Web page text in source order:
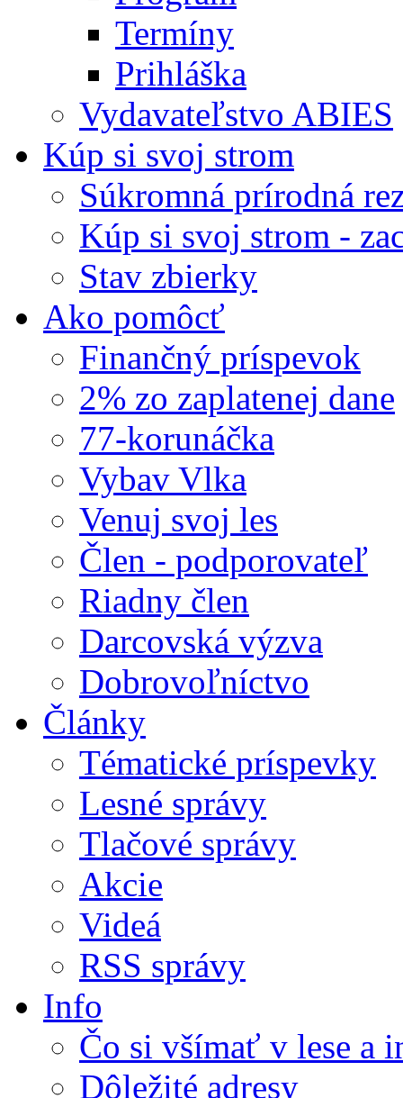
Termíny
Prihláška
Vydavateľstvo ABIES
Kúp si svoj strom
Súkromná prírodná
Kúp si svoj strom -
Stav zbierky
Ako pomôcť
Finančný príspevok
2% zo zaplatenej dane
77-korunáčka
Vybav Vlka
Venuj svoj les
Člen - podporovateľ
Riadny člen
Darcovská výzva
Dobrovoľníctvo
Články
Tématické príspevky
Lesné správy
Tlačové správy
Akcie
Videá
RSS správy
Info
Čo si všímať v lese a
Dôležité adresy